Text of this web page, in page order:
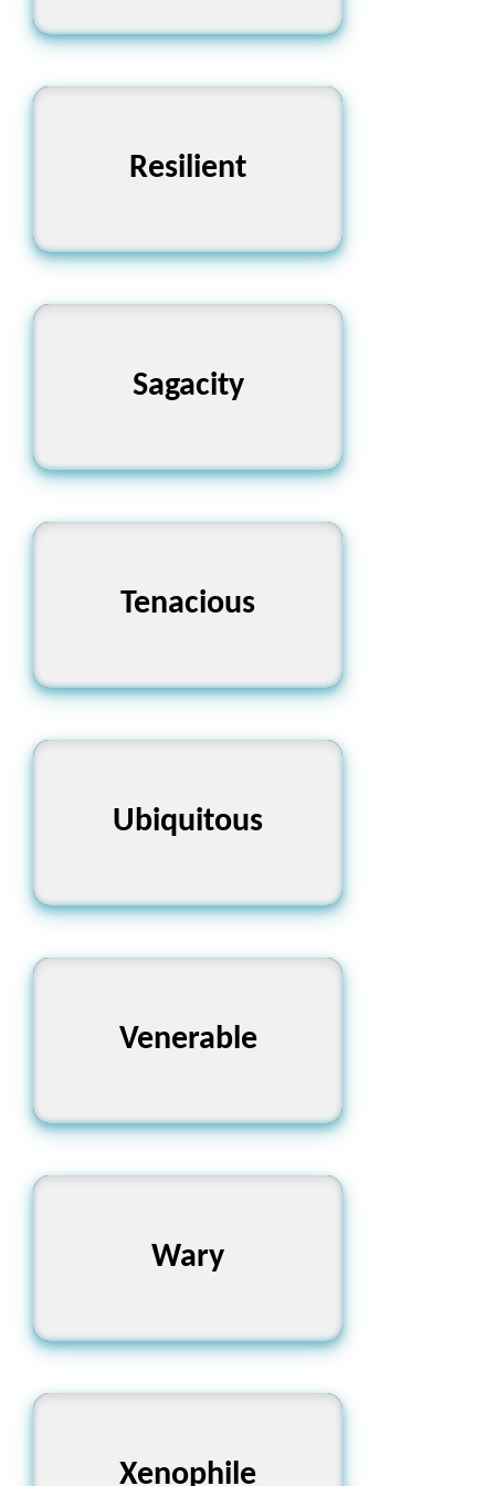
Resilient
দৃঢ়
Sagacity
প্রজ্ঞা, বিচক্ষণতা
Tenacious
জেদী
Ubiquitous
সর্বব্যাপী
Venerable
সম্মানিত
Wary
সাবধানী
Xenophile
বিদেশী সংস্কৃতি অনুরাগী